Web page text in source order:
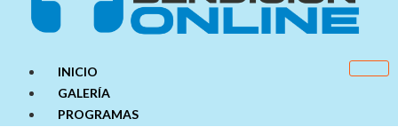
INICIO
GALERÍA
PROGRAMAS